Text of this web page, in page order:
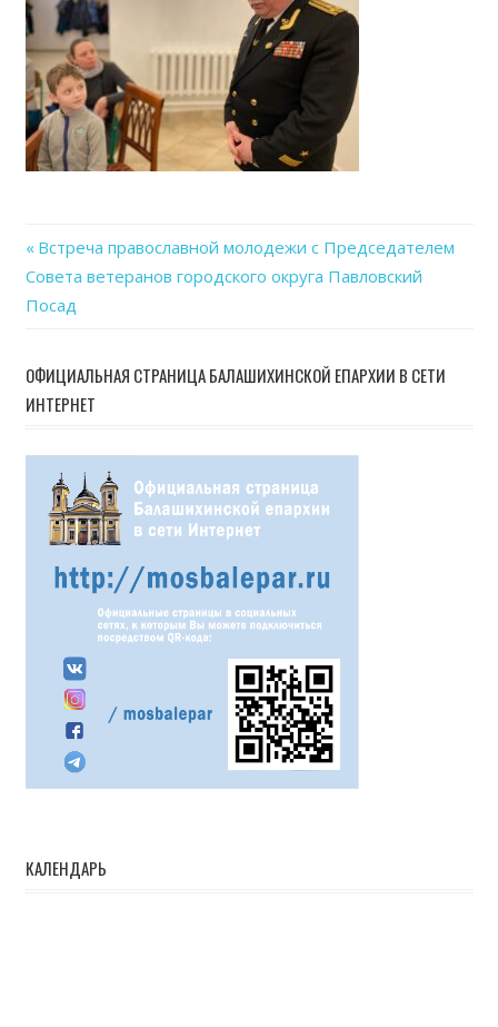
Навигация
по
записям
Previous
Post:
Встреча православной молодежи с Председателем
Совета ветеранов городского округа Павловский
Посад
ОФИЦИАЛЬНАЯ СТРАНИЦА БАЛАШИХИНСКОЙ ЕПАРХИИ В СЕТИ
ИНТЕРНЕТ
КАЛЕНДАРЬ